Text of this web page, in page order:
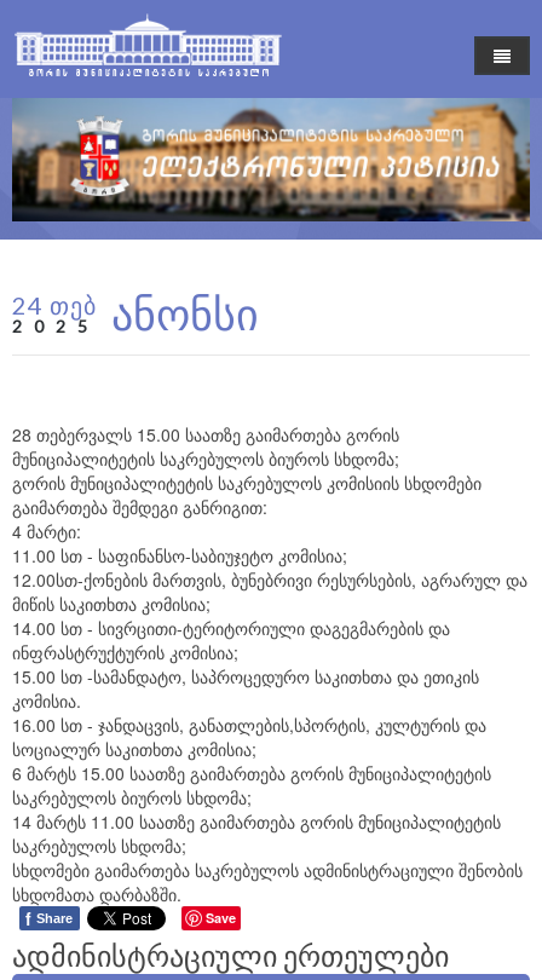
24 თებ
2025 ანონსი
28 თებერვალს 15.00 საათზე გაიმართება გორის
მუნიციპალიტეტის საკრებულოს ბიუროს სხდომა;
გორის მუნიციპალიტეტის საკრებულოს კომისიის სხდომები
გაიმართება შემდეგი განრიგით:
4 მარტი:
11.00 სთ - საფინანსო-საბიუჯეტო კომისია;
12.00სთ-ქონების მართვის, ბუნებრივი რესურსების, აგრარულ და
მიწის საკითხთა კომისია;
14.00 სთ - სივრცითი-ტერიტორიული დაგეგმარების და
ინფრასტრუქტურის კომისია;
15.00 სთ -სამანდატო, საპროცედურო საკითხთა და ეთიკის
კომისია.
16.00 სთ - ჯანდაცვის, განათლების,სპორტის, კულტურის და
სოციალურ საკითხთა კომისია;
6 მარტს 15.00 საათზე გაიმართება გორის მუნიციპალიტეტის
საკრებულოს ბიუროს სხდომა;
14 მარტს 11.00 საათზე გაიმართება გორის მუნიციპალიტეტის
საკრებულოს სხდომა;
სხდომები გაიმართება საკრებულოს ადმინისტრაციული შენობის
სხდომათა დარბაზში.
f Share Save
ადმინისტრაციული ერთეულები
მთავარი
პეტიცია
საკრებულო
საკრებულოს თავმჯდომარე
საკრებულოს წევრები
საკრებულოს წევრების ანგარიშები
კომისიები
ფრაქციები
საკრებულოს აპარატი
გენდერული საბჭო
სამუშაო ჯგუფები
2021 - 2025 წლის საკრებულოს წევრები
გორი
ღირსშესანიშნაობები
საჯარო ინფორმაცია
მიღებული გადაწყვეტილებები
პროექტები
ანგარიშები
ბიუჯეტი
მუნიციპალიტეტის სიმბოლიკა
საშტატო ნუსხა და თანამდებობრივი სარგო
რეგლამენტი
საჯარო ინფორმაციის პროაქტიულად გამოქვეყნების
წესი
ელექტრონული საქმის წარმოების წესი
საკრებულოს სამუშაო გეგმები
კონტაქტი